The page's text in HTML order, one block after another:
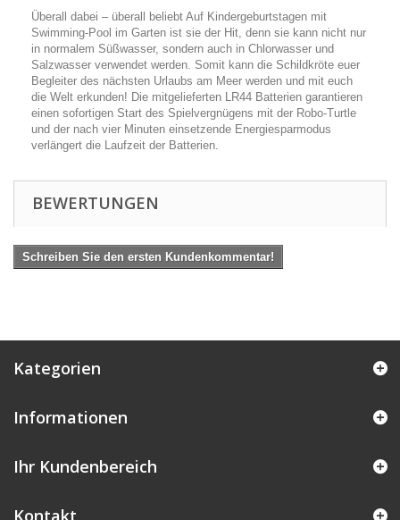
Überall dabei – überall beliebt Auf Kindergeburtstagen mit
Swimming-Pool im Garten ist sie der Hit, denn sie kann nicht nur
in normalem Süßwasser, sondern auch in Chlorwasser und
Salzwasser verwendet werden. Somit kann die Schildkröte euer
Begleiter des nächsten Urlaubs am Meer werden und mit euch
die Welt erkunden! Die mitgelieferten LR44 Batterien garantieren
einen sofortigen Start des Spielvergnügens mit der Robo-Turtle
und der nach vier Minuten einsetzende Energiesparmodus
verlängert die Laufzeit der Batterien.
BEWERTUNGEN
Schreiben Sie den ersten Kundenkommentar!
Kategorien
Informationen
Ihr Kundenbereich
Kontakt